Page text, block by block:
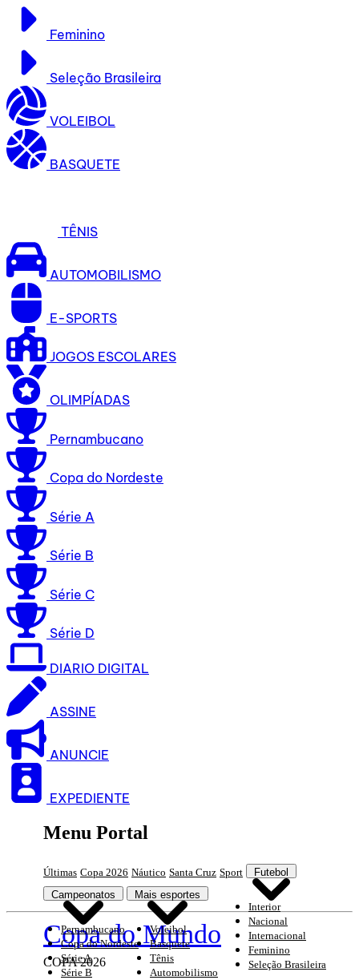
Feminino
Seleção Brasileira
VOLEIBOL
BASQUETE
TÊNIS
AUTOMOBILISMO
E-SPORTS
JOGOS ESCOLARES
OLIMPÍADAS
Pernambucano
Copa do Nordeste
Série A
Série B
Série C
Série D
DIARIO DIGITAL
ASSINE
ANUNCIE
EXPEDIENTE
Menu Portal
Últimas Copa 2026 Náutico Santa Cruz Sport Futebol
Interior
Nacional
Internacional
Feminino
Seleção Brasileira
Campeonatos
Pernambucano
Copa do Nordeste
Série A
Série B
Mais esportes
Voleibol
Basquete
Tênis
Automobilismo
Copa do Mundo
COPA 2026